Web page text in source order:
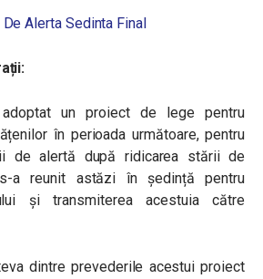
Alerta Sedinta Final
adoptat un proiect de lege pentru
în perioada următoare, pentru
de alertă după ridicarea stării de
s-a reunit astăzi în ședință pentru
și transmiterea acestuia către
dintre prevederile acestui proiect